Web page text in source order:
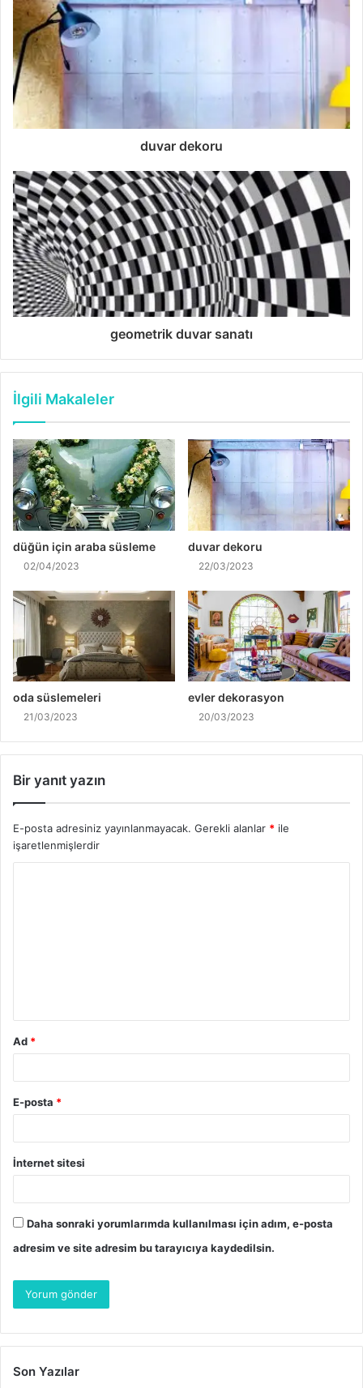
duvar dekoru
geometrik duvar sanatı
İlgili Makaleler
düğün için araba süsleme
02/04/2023
duvar dekoru
22/03/2023
oda süslemeleri
21/03/2023
evler dekorasyon
20/03/2023
Bir yanıt yazın
E-posta adresiniz yayınlanmayacak. Gerekli alanlar * ile
işaretlenmişlerdir
Ad *
E-posta *
İnternet sitesi
Daha sonraki yorumlarımda kullanılması için adım, e-posta
adresim ve site adresim bu tarayıcıya kaydedilsin.
Son Yazılar